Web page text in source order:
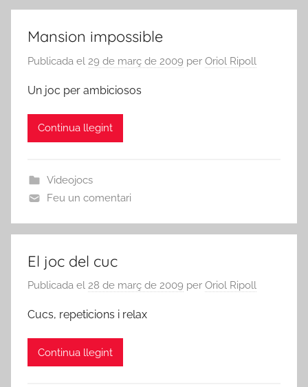
Mansion impossible
Publicada el 29 de març de 2009 per Oriol Ripoll
Un joc per ambiciosos
Continua llegint
Videojocs
Feu un comentari
El joc del cuc
Publicada el 28 de març de 2009 per Oriol Ripoll
Cucs, repeticions i relax
Continua llegint